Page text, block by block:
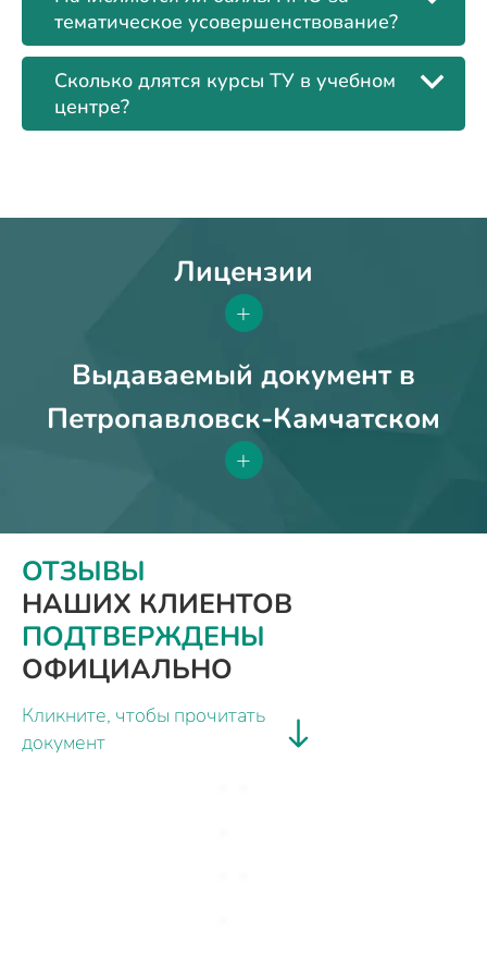
тематическое усовершенствование?
Сколько длятся курсы ТУ в учебном
центре?
Лицензии
+
Выдаваемый документ в
Петропавловск-Камчатском
+
ОТЗЫВЫ
НАШИХ КЛИЕНТОВ
ПОДТВЕРЖДЕНЫ
ОФИЦИАЛЬНО
Кликните, чтобы прочитать
документ